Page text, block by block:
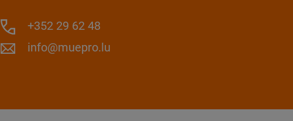
+352 29 62 48
info@muepro.lu